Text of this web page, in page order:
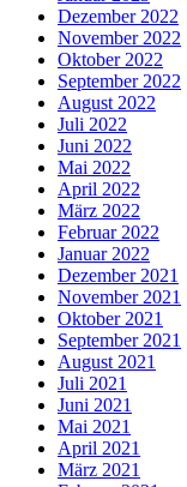
Dezember 2022
November 2022
Oktober 2022
September 2022
August 2022
Juli 2022
Juni 2022
Mai 2022
April 2022
März 2022
Februar 2022
Januar 2022
Dezember 2021
November 2021
Oktober 2021
September 2021
August 2021
Juli 2021
Juni 2021
Mai 2021
April 2021
März 2021